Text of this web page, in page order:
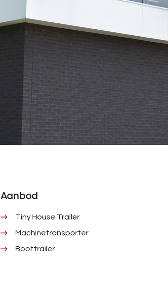
Aanbod
Tiny House Trailer
Machinetransporter
Boottrailer